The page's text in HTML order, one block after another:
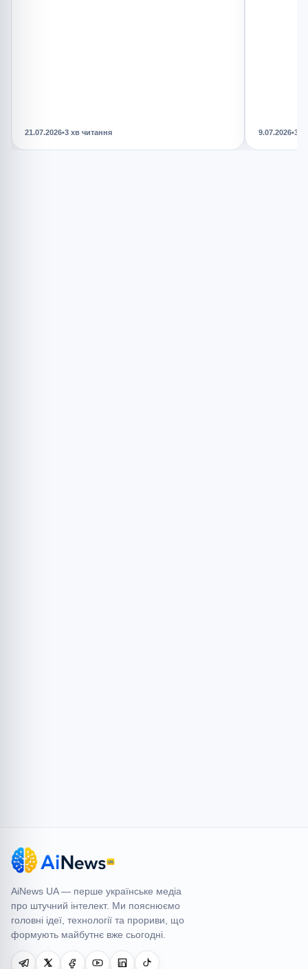
21.07.2026•3 хв читання 9.07.2026•3
AiNews UA
AiNews UA — перше українське медіа
про штучний інтелект. Ми пояснюємо
головні ідеї, технології та прориви, що
формують майбутнє вже сьогодні.